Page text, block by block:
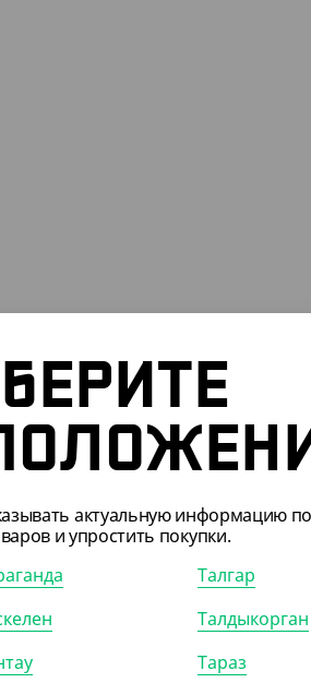
актуальную информацию по
и упростить покупки.
Талгар
Талдыкорган
Тараз